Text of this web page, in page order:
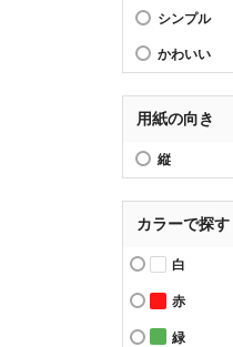
シンプル
かわいい
用紙の向き
縦
カラーで探す
白
赤
緑